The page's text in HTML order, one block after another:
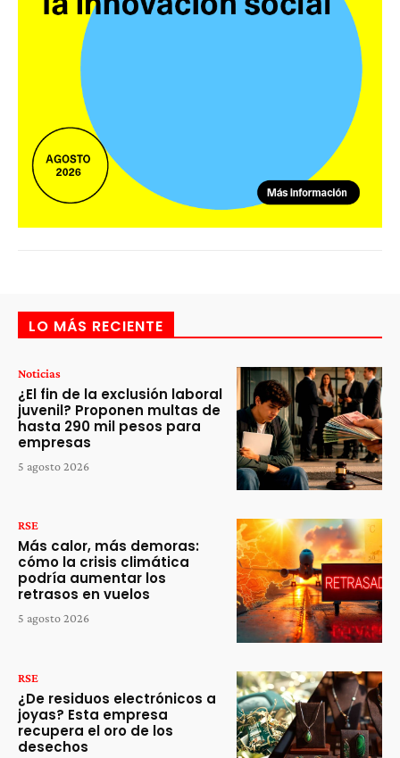
LO MÁS RECIENTE
Noticias
¿El fin de la exclusión laboral
juvenil? Proponen multas de
hasta 290 mil pesos para
empresas
5 agosto 2026
RSE
Más calor, más demoras:
cómo la crisis climática
podría aumentar los
retrasos en vuelos
5 agosto 2026
RSE
¿De residuos electrónicos a
joyas? Esta empresa
recupera el oro de los
desechos